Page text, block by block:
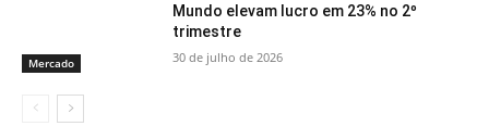
Mercado
Mundo elevam lucro em 23% no 2º
trimestre
30 de julho de 2026